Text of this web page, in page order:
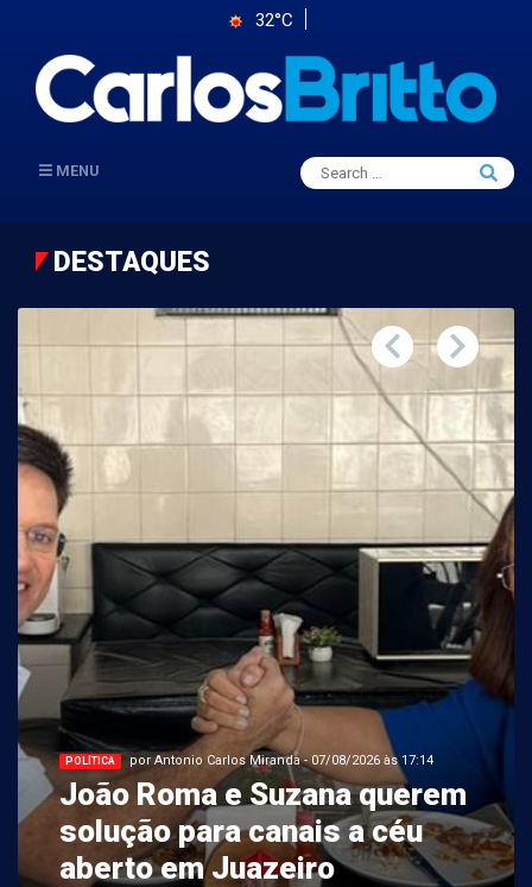
32°C
MENU
Search
for:
Search
DESTAQUES
POLÍTICA por Antonio Carlos Miranda - 07/08/2026 às 17:14
João Roma e Suzana querem
solução para canais a céu
aberto em Juazeiro